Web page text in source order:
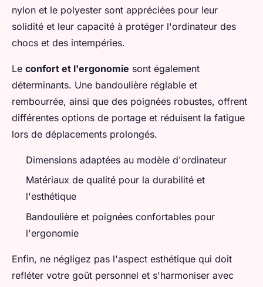
nylon et le polyester sont appréciées pour leur
solidité et leur capacité à protéger l'ordinateur des
chocs et des intempéries.
Le confort et l'ergonomie sont également
déterminants. Une bandoulière réglable et
rembourrée, ainsi que des poignées robustes, offrent
différentes options de portage et réduisent la fatigue
lors de déplacements prolongés.
Dimensions adaptées au modèle d'ordinateur
Matériaux de qualité pour la durabilité et
l'esthétique
Bandoulière et poignées confortables pour
l'ergonomie
Enfin, ne négligez pas l'aspect esthétique qui doit
refléter votre goût personnel et s'harmoniser avec